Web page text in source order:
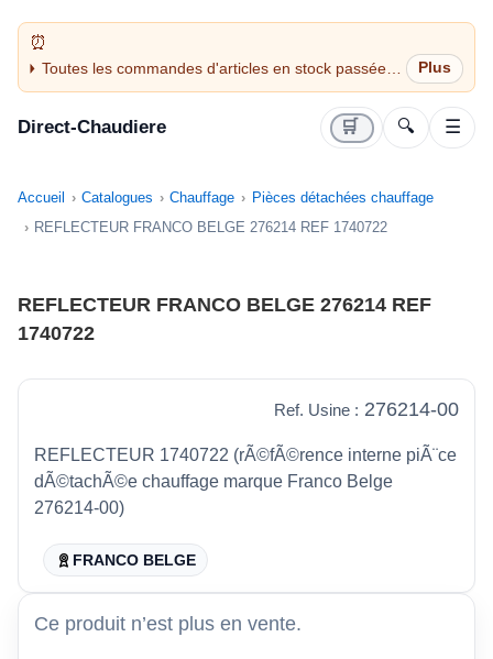
Toutes les commandes d'articles en stock passées
avant 14H sont expédiées le jour même (jours
Direct-Chaudiere 🛒 🔍 ☰
Accueil Catalogues Chauffage
Pièces détachées chauffage
REFLECTEUR FRANCO BELGE 276214 REF 1740722
REFLECTEUR FRANCO BELGE 276214 REF
1740722
Ref. Usine : 276214-00
REFLECTEUR 1740722 (rÃ©fÃ©rence interne piÃ¨ce
dÃ©tachÃ©e chauffage marque Franco Belge
276214-00)
FRANCO BELGE
Ce produit n’est plus en vente.